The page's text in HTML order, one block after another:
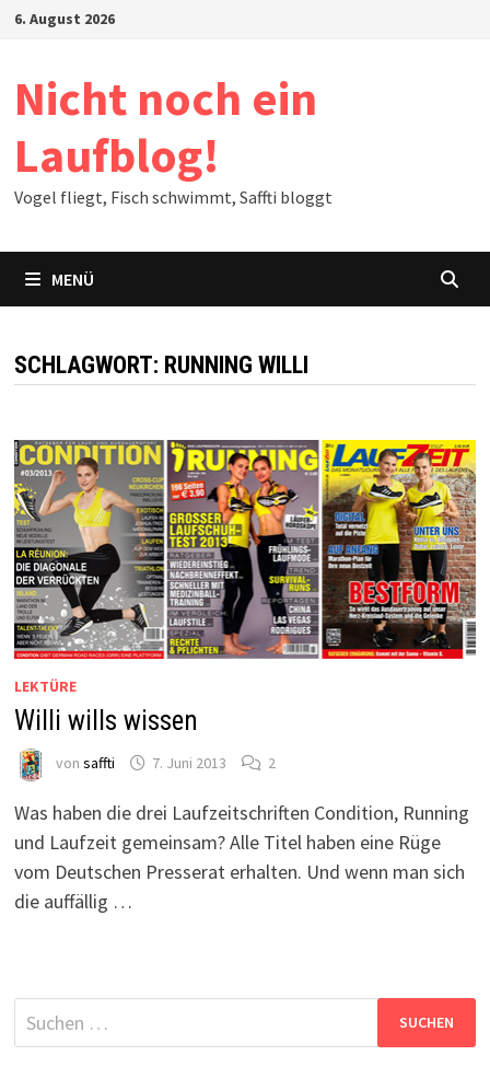
Zum6. August 2026
Nicht noch ein
Laufblog!
Vogel fliegt, Fisch schwimmt, Saffti bloggt
MENÜ
SCHLAGWORT: RUNNING WILLI
LEKTÜRE
Willi wills wissen
von saffti 7. Juni 2013 2
Was haben die drei Laufzeitschriften Condition, Running
und Laufzeit gemeinsam? Alle Titel haben eine Rüge
vom Deutschen Presserat erhalten. Und wenn man sich
die auffällig …
Suchen
nach: